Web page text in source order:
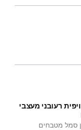
רעובני מעצבי
סמל מטבחים